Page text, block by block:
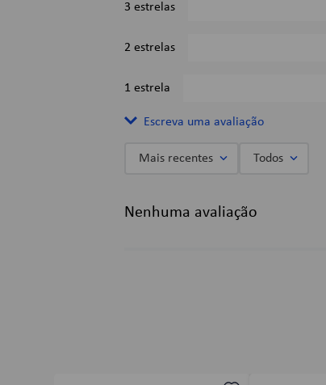
3 estrelas
2 estrelas
1 estrela
Escreva uma avaliação
Título
Mais recentes Todos
Nenhuma avaliação